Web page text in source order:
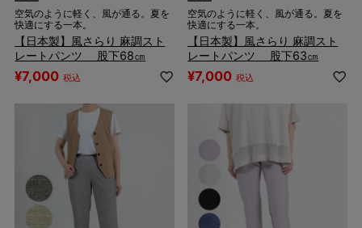
空気のように軽く、風が通る。夏を
快適にする一本。
【日本製】風さらり 麻調スト
レートパンツ 股下68㎝
¥7,000 税込
空気のように軽く、風が通る。夏を
快適にする一本。
【日本製】風さらり 麻調スト
レートパンツ 股下63㎝
¥7,000 税込